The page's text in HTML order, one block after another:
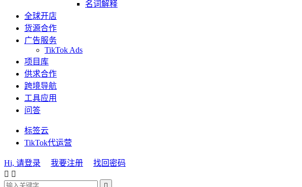
名词解释
全球开店
货源合作
广告服务
TikTok Ads
项目库
供求合作
跨境导航
工具应用
问答
标签云
TikTok代运营
Hi, 请登录 我要注册
找回密码
 